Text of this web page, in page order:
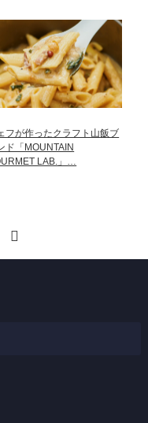
フが作ったクラフト山飯ブ
ド「MOUNTAIN
LAB.」…